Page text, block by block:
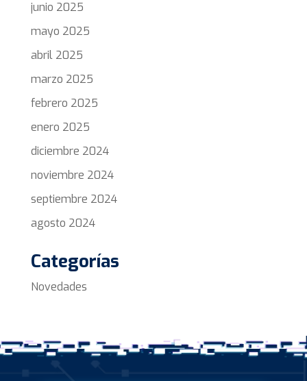
junio 2025
mayo 2025
abril 2025
marzo 2025
febrero 2025
enero 2025
diciembre 2024
noviembre 2024
septiembre 2024
agosto 2024
Categorías
Novedades